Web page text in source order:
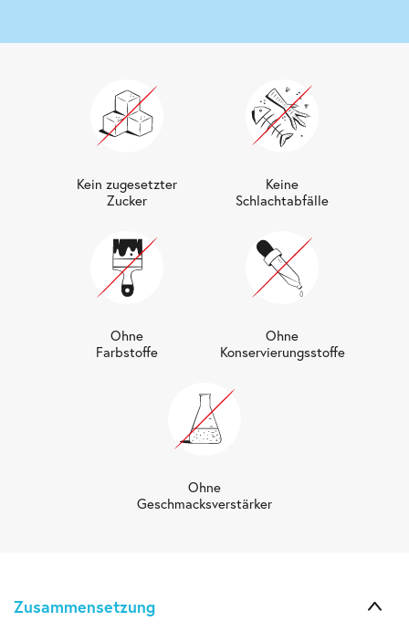
Kein zugesetzter
Zucker
Keine
Schlachtabfälle
Ohne
Farbstoffe
Ohne
Konservierungsstoffe
Ohne
Geschmacksverstärker
Zusammensetzung